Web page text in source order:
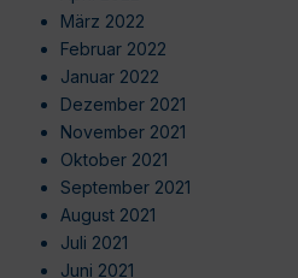
März 2022
Februar 2022
Januar 2022
Dezember 2021
November 2021
Oktober 2021
September 2021
August 2021
Juli 2021
Juni 2021